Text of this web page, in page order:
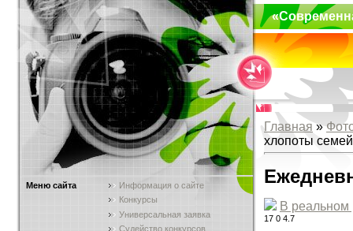
Меню сайта
Информация о сайте
Конкурсы
Универсальная заявка
Судейство конкурсов
Главная»
хлопоты
В
17 0 4.7